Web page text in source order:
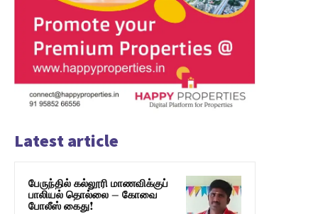
Latest article
பேருந்தில் கல்லூரி மாணவிக்குப்
பாலியல் தொல்லை – கோவை
போலீஸ் கைது!